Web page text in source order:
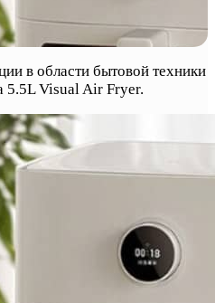
в области бытовой техники
5.5L Visual Air Fryer.